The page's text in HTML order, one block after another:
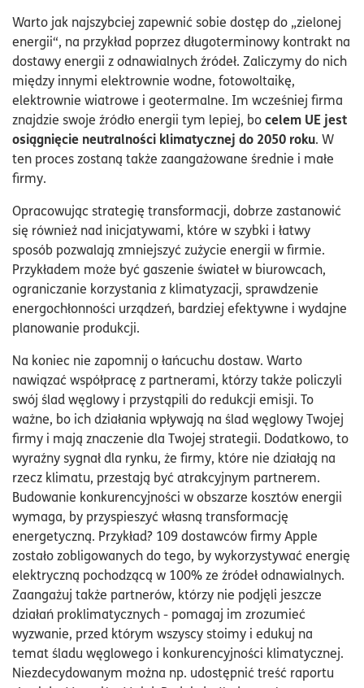
Warto jak najszybciej zapewnić sobie dostęp do „zielonej
energii“, na przykład poprzez długoterminowy kontrakt na
dostawy energii z odnawialnych źródeł. Zaliczymy do nich
między innymi elektrownie wodne, fotowoltaikę,
elektrownie wiatrowe i geotermalne. Im wcześniej firma
znajdzie swoje źródło energii tym lepiej, bocelem UE jest
osiągnięcie neutralności klimatycznej do 2050 roku. W
ten proces zostaną także zaangażowane średnie i małe
firmy.
Opracowując strategię transformacji, dobrze zastanowić
się również nad inicjatywami, które w szybki i łatwy
sposób pozwalają zmniejszyć zużycie energii w firmie.
Przykładem może być gaszenie świateł w biurowcach,
ograniczanie korzystania z klimatyzacji, sprawdzenie
energochłonności urządzeń, bardziej efektywne i wydajne
planowanie produkcji.
Na koniec nie zapomnij o łańcuchu dostaw. Warto
nawiązać współpracę z partnerami, którzy także policzyli
swój ślad węglowy i przystąpili do redukcji emisji. To
ważne, bo ich działania wpływają na ślad węglowy Twojej
firmy i mają znaczenie dla Twojej strategii. Dodatkowo, to
wyraźny sygnał dla rynku, że firmy, które nie działają na
rzecz klimatu, przestają być atrakcyjnym partnerem.
Budowanie konkurencyjności w obszarze kosztów energii
wymaga, by przyspieszyć własną transformację
energetyczną. Przykład? 109 dostawców firmy Apple
zostało zobligowanych do tego, by wykorzystywać energię
elektryczną pochodzącą w 100% ze źródeł odnawialnych.
Zaangażuj także partnerów, którzy nie podjęli jeszcze
działań proklimatycznych - pomagaj im zrozumieć
wyzwanie, przed którym wszyscy stoimy i edukuj na
temat śladu węglowego i konkurencyjności klimatycznej.
Niezdecydowanym można np. udostępnić treść raportu